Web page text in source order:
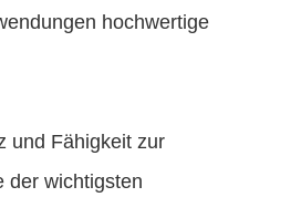
hochwertige
und Fähigkeit zur
der wichtigsten